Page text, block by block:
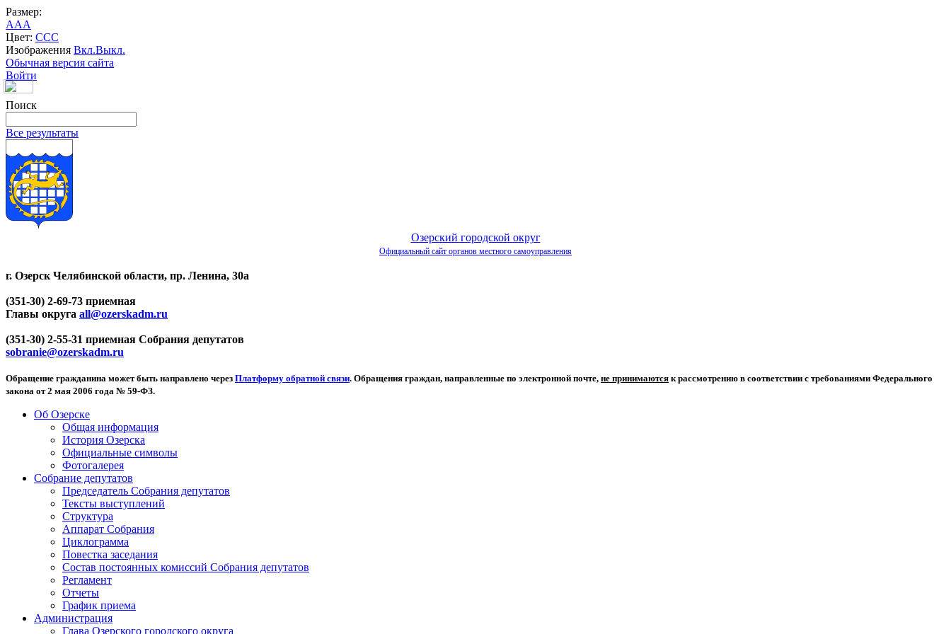
Размер:
AAA
Цвет: CCC
Изображения Вкл.Выкл.
Обычная версия сайта
Войти
Поиск
Все результаты
Озерский городской округ
Официальный сайт органов местного самоуправления
г. Озерск Челябинской области, пр. Ленина, 30а
(351-30) 2-69-73 приемная
Главы округа all@ozerskadm.ru
(351-30) 2-55-31 приемная Собрания депутатов
sobranie@ozerskadm.ru
Обращение гражданина может быть направлено через Платформу обратной связи. Обращения граждан, направленные по электронной почте, не принимаются к рассмотрению в соответствии с требованиями Федерального
закона от 2 мая 2006 года № 59-ФЗ.
Об Озерске
Общая информация
История Озерска
Официальные символы
Фотогалерея
Собрание депутатов
Председатель Собрания депутатов
Тексты выступлений
Структура
Аппарат Собрания
Циклограмма
Повестка заседания
Состав постоянных комиссий Собрания депутатов
Регламент
Отчеты
График приема
Администрация
Глава Озерского городского округа